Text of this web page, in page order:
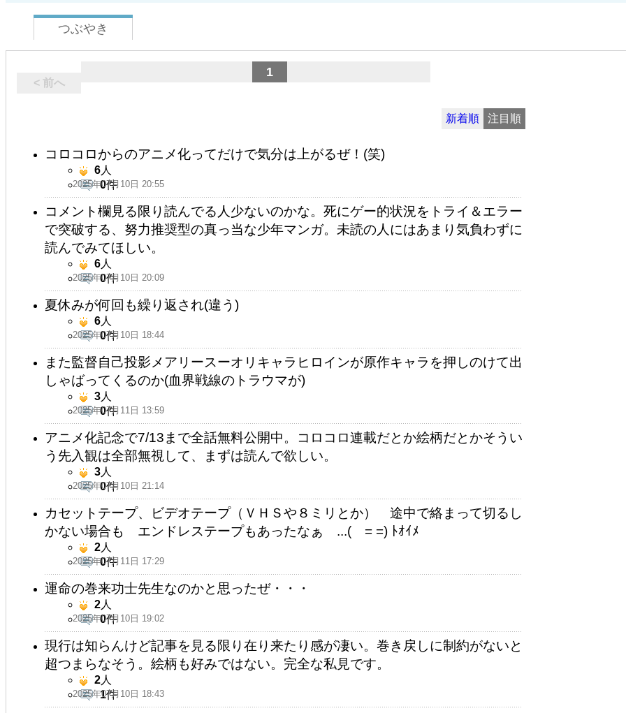
つぶやき
< 前へ
1
新着順 注目順
コロコロからのアニメ化ってだけで気分は上がるぜ！(笑)
2025年07月10日 20:55
6人
0件
コメント欄見る限り読んでる人少ないのかな。死にゲー的状況をトライ＆エラー
で突破する、努力推奨型の真っ当な少年マンガ。未読の人にはあまり気負わずに
読んでみてほしい。
2025年07月10日 20:09
6人
0件
夏休みが何回も繰り返され(違う)
2025年07月10日 18:44
6人
0件
また監督自己投影メアリースーオリキャラヒロインが原作キャラを押しのけて出
しゃばってくるのか(血界戦線のトラウマが)
2025年07月11日 13:59
3人
0件
アニメ化記念で7/13まで全話無料公開中。コロコロ連載だとか絵柄だとかそうい
う先入観は全部無視して、まずは読んで欲しい。
2025年07月10日 21:14
3人
0件
カセットテープ、ビデオテープ（ＶＨＳや８ミリとか） 途中で絡まって切るし
かない場合も エンドレステープもあったなぁ ...( = =) ﾄｵｲﾒ
2025年07月11日 17:29
2人
0件
運命の巻来功士先生なのかと思ったぜ・・・
2025年07月10日 19:02
2人
0件
現行は知らんけど記事を見る限り在り来たり感が凄い。巻き戻しに制約がないと
超つまらなそう。絵柄も好みではない。完全な私見です。
2025年07月10日 18:43
2人
1件